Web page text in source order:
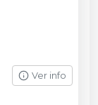
Ver info